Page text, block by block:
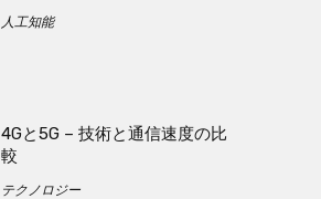
人工知能
4Gと5G – 技術と通信速度の比
較
テクノロジー